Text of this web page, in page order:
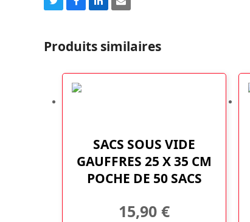
Share
Twitter
Share
Facebook
Share
LinkedIn
Share
Email
Produits similaires
SACS SOUS VIDE
GAUFFRES 25 X 35 CM
POCHE DE 50 SACS
15,90 €